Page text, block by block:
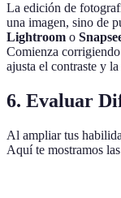
La edición de
una imagen, sino de
Lightroom o
Comienza
ajusta el contraste y
6. Evaluar
Al ampliar tus
Aquí te mostramos